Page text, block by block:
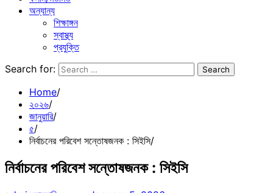
অন্যান্য
শিক্ষাঙ্গন
স্বাস্থ্য
প্রযুক্তি
Search for:
Home
২০২৬
জানুয়ারি
৫
নির্বাচনের পরিবেশ সন্তোষজনক : সিইসি
নির্বাচনের পরিবেশ সন্তোষজনক : সিইসি